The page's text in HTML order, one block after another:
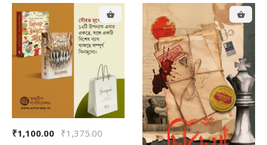
বিষের কাঁটা (ব্রিটিশ সাম্রাজ্যে জোড়া
রহস্যের তদন্তকাহিনি)
₹1,100.00 ₹1,375.00